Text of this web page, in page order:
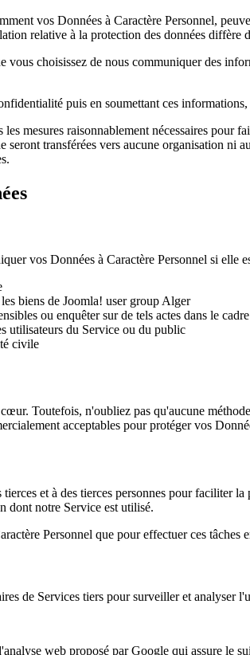
vos Données à Caractère Personnel,
relative à la protection des données diffère
vous choisissez de nous communiquer des
puis en soumettant ces
mesures raisonnablement nécessaires pour
seront transférées vers aucune organisation ni
vos Données à Caractère Personnel si elle
biens de Joomla! user group Alger
ou enquêter sur de tels actes dans le
utilisateurs du Service ou du public
civile
Toutefois, n'oubliez pas qu'aucune
acceptables pour protéger vos
et à des tierces personnes pour faciliter
dont notre Service est utilisé.
Personnel que pour effectuer ces
de Services tiers pour surveiller et analyser
web proposé par Google qui assure le